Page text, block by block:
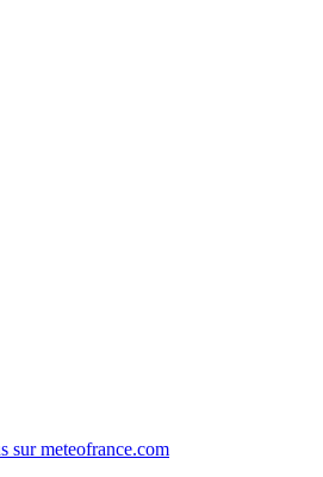
sur meteofrance.com